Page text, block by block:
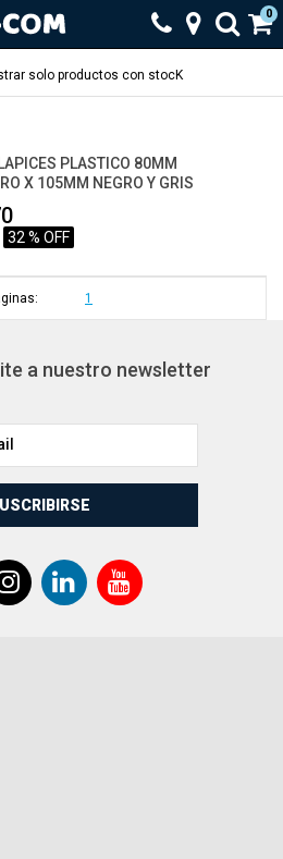
0
solo productos con stocK
PLASTICO 80MM
X 105MM NEGRO Y GRIS
32 % OFF
1
a nuestro newsletter